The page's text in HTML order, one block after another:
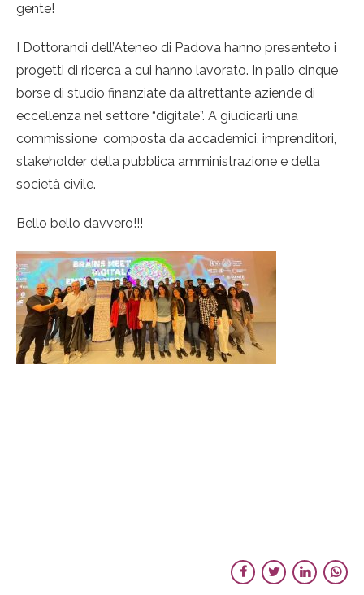
gente!
I Dottorandi dell’Ateneo di Padova hanno presenteto i
progetti di ricerca a cui hanno lavorato. In palio cinque
borse di studio finanziate da altrettante aziende di
eccellenza nel settore “digitale”. A giudicarli una
commissione composta da accademici, imprenditori,
stakeholder della pubblica amministrazione e della
società civile.
Bello bello davvero!!!